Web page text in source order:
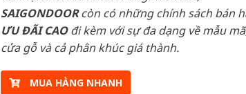
SAIGONDOORcòn có những chính sách bán
ƯU ĐÃI CAOđi kèm với sự đa dạng về mẫu
cửa gỗ và cả phân khúc giá thành.
MUA HÀNG NHANH